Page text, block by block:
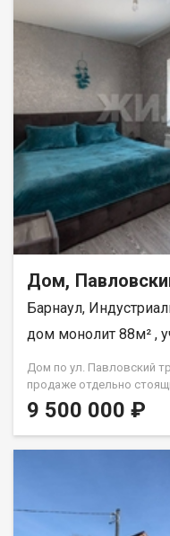
совмещенный санузел.
спальни, зал, частично
помещение для хоз.
огород, посажены
обмена на 4х комнатную
доплатой. Возможен
продажа в рассрочку.
номер варианта -
Дом,
Барнаул,
дом монолит 88м² ,
Дом по ул. Павловский
продаже отдельно
свежим ремонтом. Дом
пристрой. От старого
санузел, На 1 этаже-
гостиная, и очень
выполнен хороший
9 500 000 ₽